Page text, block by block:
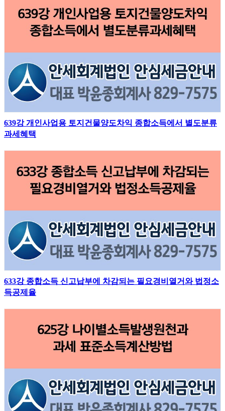
639강 개인사업용 토지건물양도차익 종합소득에서 별도분류
과세혜택
633강 종합소득 신고납부에 차감되는 필요경비열거와 법정소
득공제율